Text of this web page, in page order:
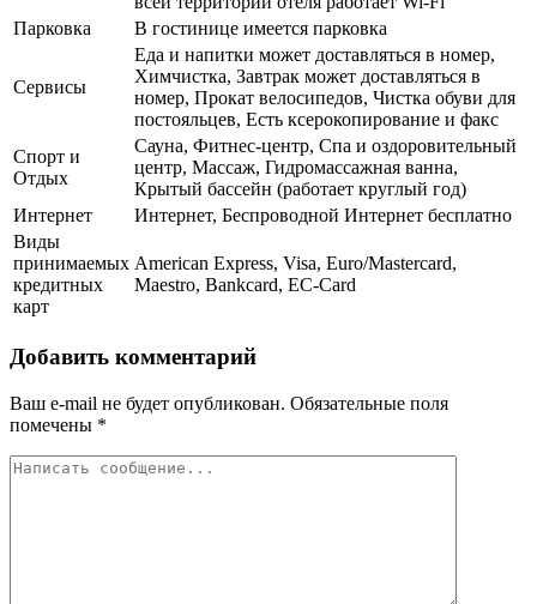
Парковка
В гостинице имеется парковка
Сервисы
Еда и напитки может доставляться в номер,
Химчистка, Завтрак может доставляться в
номер, Прокат велосипедов, Чистка обуви для
постояльцев, Есть ксерокопирование и факс
Спорт и
Отдых
Сауна, Фитнес-центр, Спа и оздоровительный
центр, Массаж, Гидромассажная ванна,
Крытый бассейн (работает круглый год)
Интернет
Интернет, Беспроводной Интернет бесплатно
Виды
принимаемых
кредитных
карт
American Express, Visa, Euro/Mastercard,
Maestro, Bankcard, EC-Card
Добавить комментарий
Ваш e-mail не будет опубликован. Обязательные поля
помечены *